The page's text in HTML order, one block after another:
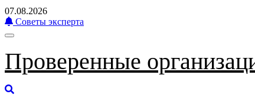
07.08.2026
Советы эксперта
Проверенные